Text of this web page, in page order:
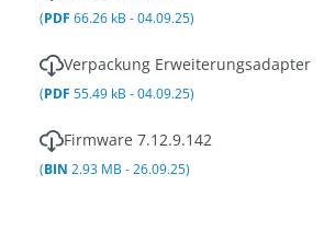
(PDF 66.26 kB - 04.09.25)
Verpackung Erweiterungsadapter
(PDF 55.49 kB - 04.09.25)
Firmware 7.12.9.142
(BIN 2.93 MB - 26.09.25)